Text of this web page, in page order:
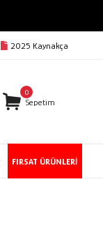
2025 Kaynakça
0
Sepetim
FIRSAT ÜRÜNLERİ